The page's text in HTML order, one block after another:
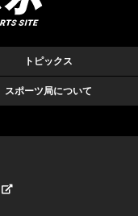
トピックス
スポーツ局について